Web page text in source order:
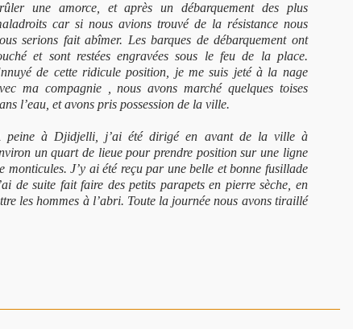
une amorce, et après un débarquement des plus
car si nous avions trouvé de la résistance nous
serions fait abîmer. Les barques de débarquement ont
et sont restées engravées sous le feu de la place.
de cette ridicule position, je me suis jeté à la nage
ma compagnie , nous avons marché quelques toises
l’eau, et avons pris possession de la ville.
peine à Djidjelli, j’ai été dirigé en avant de la ville à
un quart de lieue pour prendre position sur une ligne
monticules. J’y ai été reçu par une belle et bonne fusillade
de suite fait faire des petits parapets en pierre sèche, en
les hommes à l’abri. Toute la journée nous avons tiraillé